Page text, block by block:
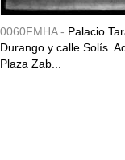
0060FMHA - Palacio
Durango y calle Solís.
Plaza Zab...